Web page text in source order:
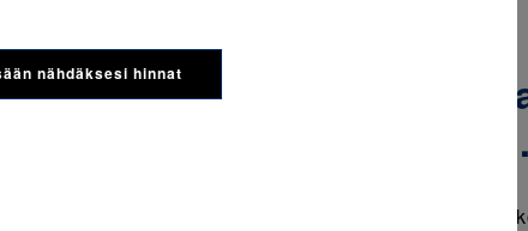
3M UNITEK
406-626 Voimaketju,
sininen. Jatkuva
Lateksiton. Jatkuva ketju. Renkaiden
nähdäksesi hinnat